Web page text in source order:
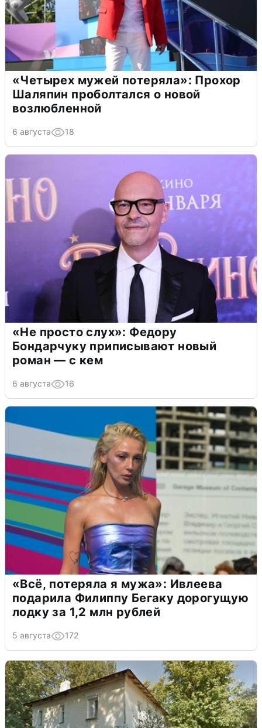
«Четырех мужей потеряла»: Прохор
Шаляпин проболтался о новой
возлюбленной
6 августа 18
«Не просто слух»: Федору
Бондарчуку приписывают новый
роман — с кем
6 августа 16
«Всё, потеряла я мужа»: Ивлеева
подарила Филиппу Бегаку дорогущую
лодку за 1,2 млн рублей
5 августа 172